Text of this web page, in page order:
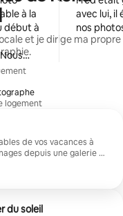
et je dirige ma propre
logement
de vos vacances à
depuis une galerie en
du soleil
à la
début à
avec lui, il
nos